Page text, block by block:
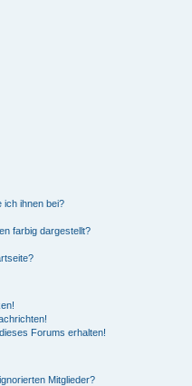
ich ihnen bei?
farbig dargestellt?
Forums erhalten!
Mitglieder?